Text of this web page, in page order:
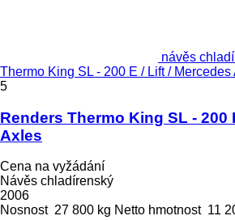
návěs
Thermo King SL - 200 E / Lift / Mercedes
5
Renders Thermo King SL - 200
Axles
Cena na vyžádání
Návěs chladírenský
2006
Nosnost 27 800 kg Netto hmotnost 11